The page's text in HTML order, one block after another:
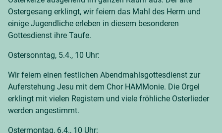
Ostergesang erklingt, wir feiern das Mahl des Herrn und
einige Jugendliche erleben in diesem besonderen
Gottesdienst ihre Taufe.
Ostersonntag, 5.4., 10 Uhr:
Wir feiern einen festlichen Abendmahlsgottesdienst zur
Auferstehung Jesu mit dem Chor HAMMonie. Die Orgel
erklingt mit vielen Registern und viele fröhliche Osterlieder
werden angestimmt.
Ostermontag, 6.4., 10 Uhr: